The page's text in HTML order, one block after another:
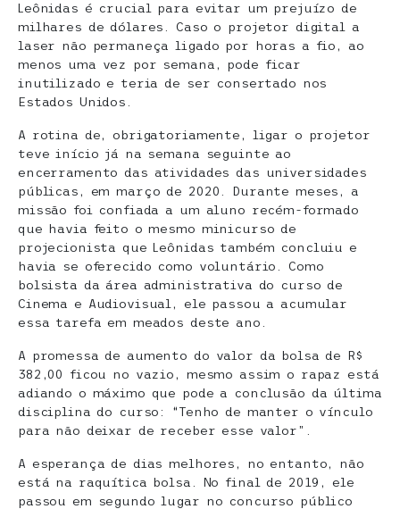
Leônidas é crucial para evitar um prejuízo de
milhares de dólares. Caso o projetor digital a
laser não permaneça ligado por horas a fio, ao
menos uma vez por semana, pode ficar
inutilizado e teria de ser consertado nos
Estados Unidos.
A rotina de, obrigatoriamente, ligar o projetor
teve início já na semana seguinte ao
encerramento das atividades das universidades
públicas, em março de 2020. Durante meses, a
missão foi confiada a um aluno recém-formado
que havia feito o mesmo minicurso de
projecionista que Leônidas também concluiu e
havia se oferecido como voluntário. Como
bolsista da área administrativa do curso de
Cinema e Audiovisual, ele passou a acumular
essa tarefa em meados deste ano.
A promessa de aumento do valor da bolsa de R$
382,00 ficou no vazio, mesmo assim o rapaz está
adiando o máximo que pode a conclusão da última
disciplina do curso: “Tenho de manter o vínculo
para não deixar de receber esse valor”.
A esperança de dias melhores, no entanto, não
está na raquítica bolsa. No final de 2019, ele
passou em segundo lugar no concurso público